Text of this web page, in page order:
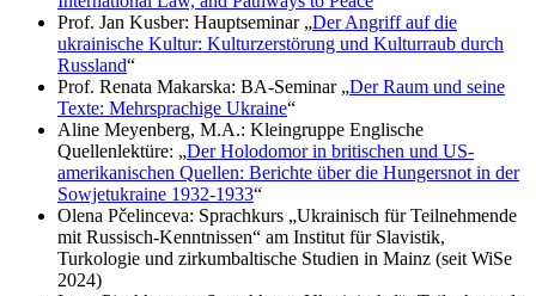
Prof. Jan Kusber: Hauptseminar „Der Angriff auf die
ukrainische Kultur: Kulturzerstörung und Kulturraub durch
Russland“
Prof. Renata Makarska: BA-Seminar „Der Raum und seine
Texte: Mehrsprachige Ukraine“
Aline Meyenberg, M.A.: Kleingruppe Englische
Quellenlektüre: „Der Holodomor in britischen und US-
amerikanischen Quellen: Berichte über die Hungersnot in der
Sowjetukraine 1932-1933“
Olena Pčelinceva: Sprachkurs „Ukrainisch für Teilnehmende
mit Russisch-Kenntnissen“ am Institut für Slavistik,
Turkologie und zirkumbaltische Studien in Mainz (seit WiSe
2024)